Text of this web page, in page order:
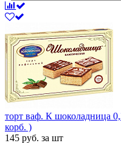
торт ваф. К
корб. )
145 руб. за шт